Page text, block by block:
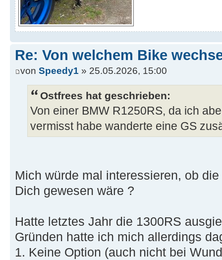
Re: Von welchem Bike
von Speedy1 » 25.05.2026, 15:00
Ostfrees hat geschrieben:
Von einer BMW R1250RS, da ich
vermisst habe wanderte eine GS
Mich würde mal interessieren, ob
Dich gewesen wäre ?
Hatte letztes Jahr die 1300RS
Gründen hatte ich mich allerdings
1. Keine Option (auch nicht bei